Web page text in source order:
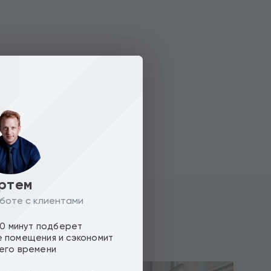
с клиентами
минут подберет
и сэкономит
времени